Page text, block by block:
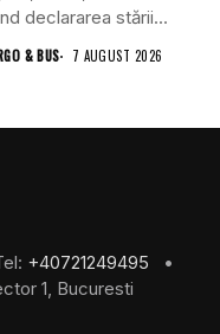
declararea stării...
& BUS 7 AUGUST 2026
+40721249495
•
1, Bucuresti